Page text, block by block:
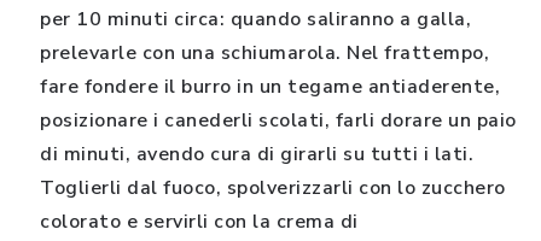
per 10 minuti circa: quando saliranno a galla,
prelevarle con una schiumarola. Nel frattempo,
fare fondere il burro in un tegame antiaderente,
posizionare i canederli scolati, farli dorare un paio
di minuti, avendo cura di girarli su tutti i lati.
Toglierli dal fuoco, spolverizzarli con lo zucchero
colorato e servirli con la crema di